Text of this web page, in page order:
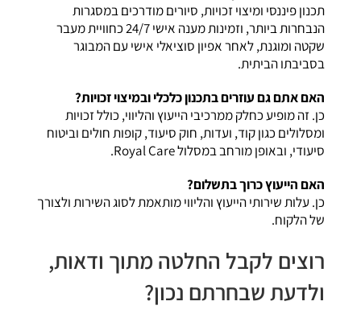
תכנון פיננסי ומיצוי זכויות, סיורים מודרכים במסגרות
הנבחרות ביותר, וזמינות מענה אישי 24/7 כחוויית מעבר
שקטה ומוגנת, לאחר אפיון סוציאלי אישי עם המבוגר
בסביבתו הביתית.
האם אתם גם עוזרים בתכנון כלכלי ובמיצוי זכויות?
כן. זה מופיע כחלק ממרכיבי הייעוץ והליווי, כולל זכויות
ומסלולים כגון קוד, ועדות, חוק סיעוד, קופות חולים וביטוח
סיעודי, ובאופן מורחב במסלול Royal Care.
האם הייעוץ כרוך בתשלום?
כן. עלות שירותי הייעוץ והליווי מותאמת לסוג השירות ולצורך
של הלקוח.
רוצים לקבל החלטה מתוך ודאות,
ולדעת שבחרתם נכון?